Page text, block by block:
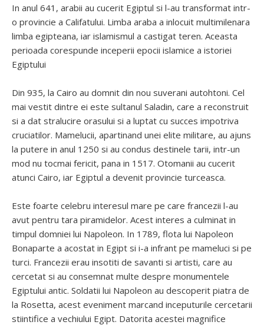
In anul 641, arabii au cucerit Egiptul si l-au transformat intr-
o provincie a Califatului. Limba araba a inlocuit multimilenara
limba egipteana, iar islamismul a castigat teren. Aceasta
perioada corespunde inceperii epocii islamice a istoriei
Egiptului
Din 935, la Cairo au domnit din nou suverani autohtoni. Cel
mai vestit dintre ei este sultanul Saladin, care a reconstruit
si a dat stralucire orasului si a luptat cu succes impotriva
cruciatilor. Mamelucii, apartinand unei elite militare, au ajuns
la putere in anul 1250 si au condus destinele tarii, intr-un
mod nu tocmai fericit, pana in 1517. Otomanii au cucerit
atunci Cairo, iar Egiptul a devenit provincie turceasca.
Este foarte celebru interesul mare pe care francezii l-au
avut pentru tara piramidelor. Acest interes a culminat in
timpul domniei lui Napoleon. In 1789, flota lui Napoleon
Bonaparte a acostat in Egipt si i-a infrant pe mameluci si pe
turci. Francezii erau insotiti de savanti si artisti, care au
cercetat si au consemnat multe despre monumentele
Egiptului antic. Soldatii lui Napoleon au descoperit piatra de
la Rosetta, acest eveniment marcand inceputurile cercetarii
stiintifice a vechiului Egipt. Datorita acestei magnifice